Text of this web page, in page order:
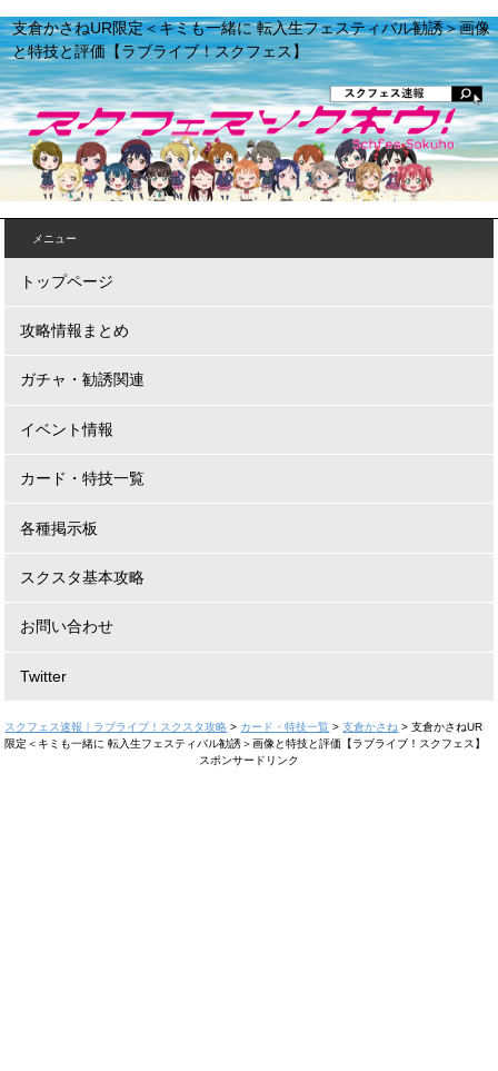
支倉かさねUR限定＜キミも一緒に 転入生フェスティバル勧誘＞画像
と特技と評価【ラブライブ！スクフェス】
メニュー
トップページ
攻略情報まとめ
ガチャ・勧誘関連
イベント情報
カード・特技一覧
各種掲示板
スクスタ基本攻略
お問い合わせ
Twitter
スクフェス速報｜ラブライブ！スクスタ攻略 > カード・特技一覧 >支倉かさね >支倉かさねUR
限定＜キミも一緒に 転入生フェスティバル勧誘＞画像と特技と評価【ラブライブ！スクフェス】
スポンサードリンク